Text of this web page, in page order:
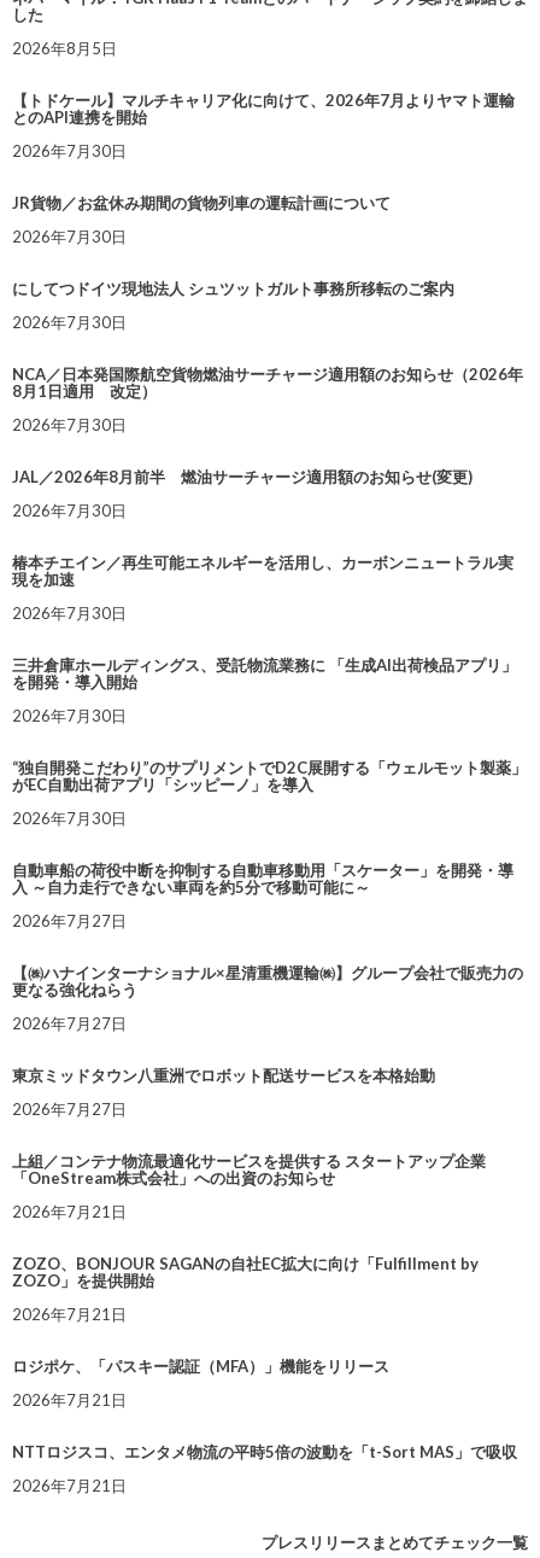
した
2026年8月5日
【トドケール】マルチキャリア化に向けて、2026年7月よりヤマト運輸
とのAPI連携を開始
2026年7月30日
JR貨物／お盆休み期間の貨物列車の運転計画について
2026年7月30日
にしてつドイツ現地法人 シュツットガルト事務所移転のご案内
2026年7月30日
NCA／日本発国際航空貨物燃油サーチャージ適用額のお知らせ（2026年
8月1日適用 改定）
2026年7月30日
JAL／2026年8月前半 燃油サーチャージ適用額のお知らせ(変更)
2026年7月30日
椿本チエイン／再生可能エネルギーを活用し、カーボンニュートラル実
現を加速
2026年7月30日
三井倉庫ホールディングス、受託物流業務に 「生成AI出荷検品アプリ」
を開発・導入開始
2026年7月30日
“独自開発こだわり”のサプリメントでD2C展開する「ウェルモット製薬」
がEC自動出荷アプリ「シッピーノ」を導入
2026年7月30日
自動車船の荷役中断を抑制する自動車移動用「スケーター」を開発・導
入 ～自力走行できない車両を約5分で移動可能に～
2026年7月27日
【㈱ハナインターナショナル×星清重機運輸㈱】グループ会社で販売力の
更なる強化ねらう
2026年7月27日
東京ミッドタウン八重洲でロボット配送サービスを本格始動
2026年7月27日
上組／コンテナ物流最適化サービスを提供する スタートアップ企業
「OneStream株式会社」への出資のお知らせ
2026年7月21日
ZOZO、BONJOUR SAGANの自社EC拡大に向け「Fulfillment by
ZOZO」を提供開始
2026年7月21日
ロジポケ、「パスキー認証（MFA）」機能をリリース
2026年7月21日
NTTロジスコ、エンタメ物流の平時5倍の波動を「t-Sort MAS」で吸収
2026年7月21日
プレスリリースまとめてチェック一覧